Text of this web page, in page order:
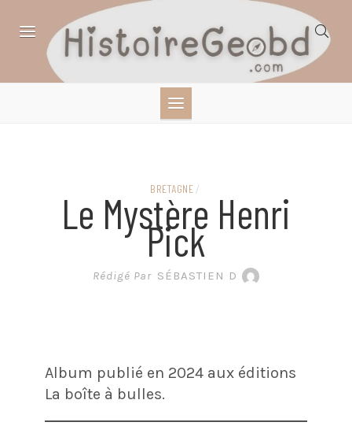
LITTÉRATURE EN
BANDE DESSINÉE
BRETAGNE /
Le Mystère Henri
Pick
Rédigé Par SÉBASTIEN D
Album publié en 2024 aux éditions
La boîte à bulles.